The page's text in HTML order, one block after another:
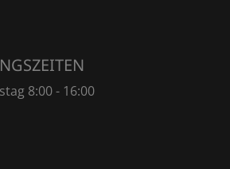
DaltecAustria
8:00 - 16:00